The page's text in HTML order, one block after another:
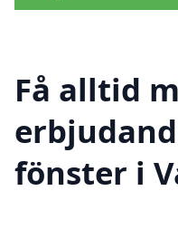
Få alltid
fönster i